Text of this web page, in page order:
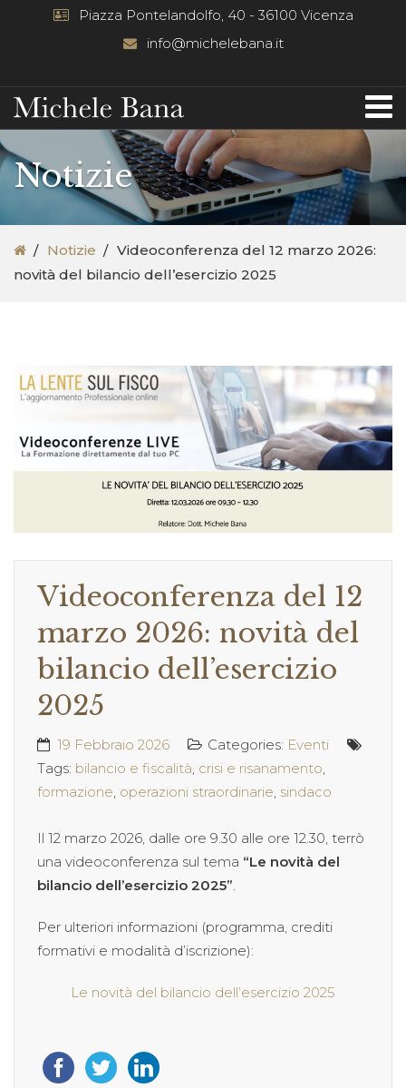
Piazza Pontelandolfo, 40 - 36100 Vicenza
info@michelebana.it
Notizie
Notizie
Videoconferenza del 12 marzo 2026:
novità del bilancio dell’esercizio 2025
Videoconferenza del 12
marzo 2026: novità del
bilancio dell’esercizio
2025
19 Febbraio 2026 Categories: Eventi
Tags: bilancio e fiscalità, crisi e risanamento,
formazione, operazioni straordinarie, sindaco
Il 12 marzo 2026, dalle ore 9.30 alle ore 12.30, terrò
una videoconferenza sul tema “Le novità del
bilancio dell’esercizio 2025”.
Per ulteriori informazioni (programma, crediti
formativi e modalità d’iscrizione):
Le novità del bilancio dell’esercizio 2025